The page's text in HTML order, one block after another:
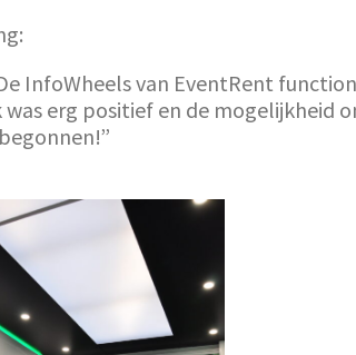
InfoWheels van EventRent
erg positief en de mogelijkheid